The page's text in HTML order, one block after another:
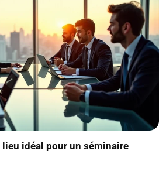
idéal pour un séminaire